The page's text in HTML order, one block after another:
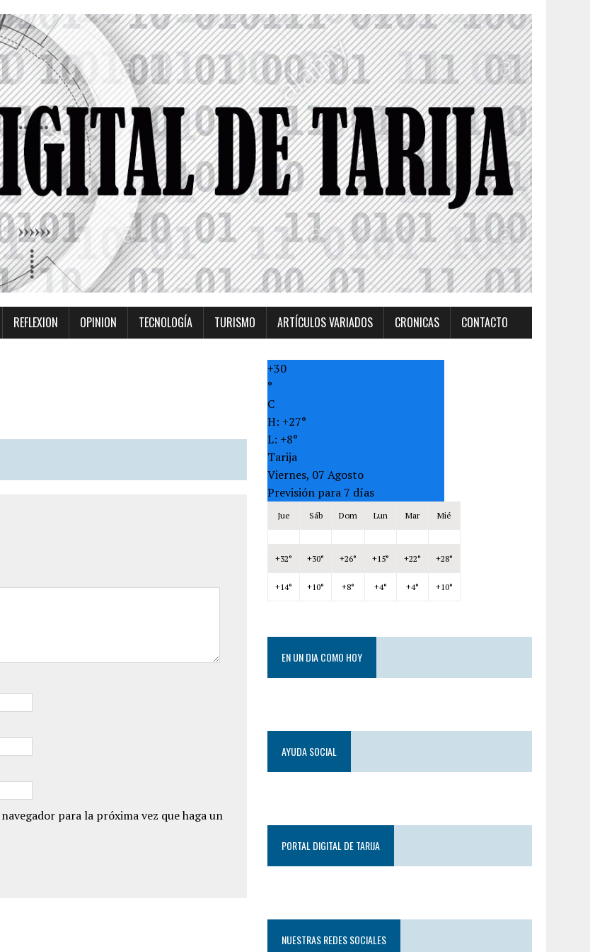
REFLEXION OPINION TECNOLOGÍA TURISMO ARTÍCULOS VARIADOS CRONICAS CONTACTO
para la próxima vez que haga un
+30
°
C
H: +27°
L: +8°
Tarija
Viernes, 07 Agosto
Previsión para 7 días
Jue Sáb Dom Lun Mar Mié
+32° +30° +26° +15° +22° +28°
+14° +10° +8° +4° +4° +10°
EN UN DIA COMO HOY
AYUDA SOCIAL
PORTAL DIGITAL DE TARIJA
NUESTRAS REDES SOCIALES